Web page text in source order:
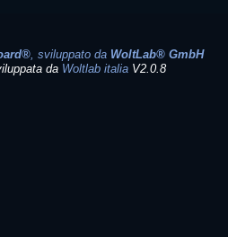
, sviluppato da WoltLab® GmbH
da Woltlab italiaV2.0.8